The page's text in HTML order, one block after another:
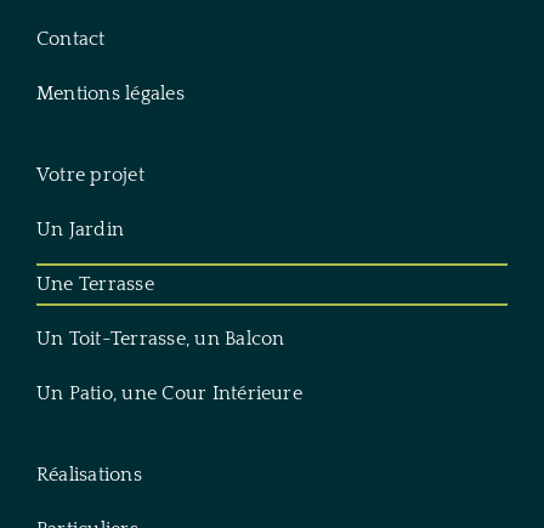
Contact
Mentions légales
Votre projet
Un Jardin
Une Terrasse
Un Toit-Terrasse, un Balcon
Un Patio, une Cour Intérieure
Réalisations